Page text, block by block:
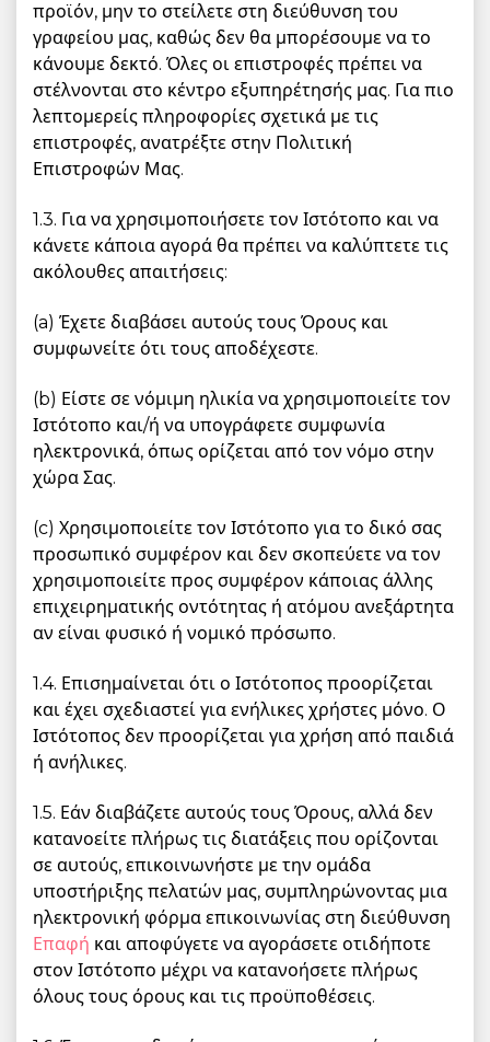
προϊόν, μην το στείλετε στη διεύθυνση του
γραφείου μας, καθώς δεν θα μπορέσουμε να το
κάνουμε δεκτό. Όλες οι επιστροφές πρέπει να
στέλνονται στο κέντρο εξυπηρέτησής μας. Για πιο
λεπτομερείς πληροφορίες σχετικά με τις
επιστροφές, ανατρέξτε στην Πολιτική
Επιστροφών Μας.
1.3. Για να χρησιμοποιήσετε τον Ιστότοπο και να
κάνετε κάποια αγορά θα πρέπει να καλύπτετε τις
ακόλουθες απαιτήσεις:
(a) Έχετε διαβάσει αυτούς τους Όρους και
συμφωνείτε ότι τους αποδέχεστε.
(b) Είστε σε νόμιμη ηλικία να χρησιμοποιείτε τον
Ιστότοπο και/ή να υπογράφετε συμφωνία
ηλεκτρονικά, όπως ορίζεται από τον νόμο στην
χώρα Σας.
(c) Χρησιμοποιείτε τον Ιστότοπο για το δικό σας
προσωπικό συμφέρον και δεν σκοπεύετε να τον
χρησιμοποιείτε προς συμφέρον κάποιας άλλης
επιχειρηματικής οντότητας ή ατόμου ανεξάρτητα
αν είναι φυσικό ή νομικό πρόσωπο.
1.4. Επισημαίνεται ότι ο Ιστότοπος προορίζεται
και έχει σχεδιαστεί για ενήλικες χρήστες μόνο. Ο
Ιστότοπος δεν προορίζεται για χρήση από παιδιά
ή ανήλικες.
1.5. Εάν διαβάζετε αυτούς τους Όρους, αλλά δεν
κατανοείτε πλήρως τις διατάξεις που ορίζονται
σε αυτούς, επικοινωνήστε με την ομάδα
υποστήριξης πελατών μας, συμπληρώνοντας μια
ηλεκτρονική φόρμα επικοινωνίας στη διεύθυνση
Επαφή και αποφύγετε να αγοράσετε οτιδήποτε
στον Ιστότοπο μέχρι να κατανοήσετε πλήρως
όλους τους όρους και τις προϋποθέσεις.